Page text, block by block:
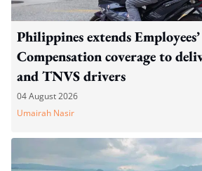
Philippines extends Employees’
Compensation coverage to
and TNVS drivers
04 August 2026
Umairah Nasir